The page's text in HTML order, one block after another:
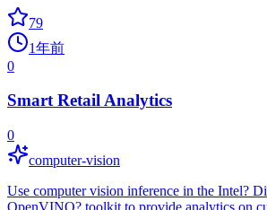
79
1年前
0
Smart Retail Analytics
0
computer-vision
Use computer vision inference in the Intel?